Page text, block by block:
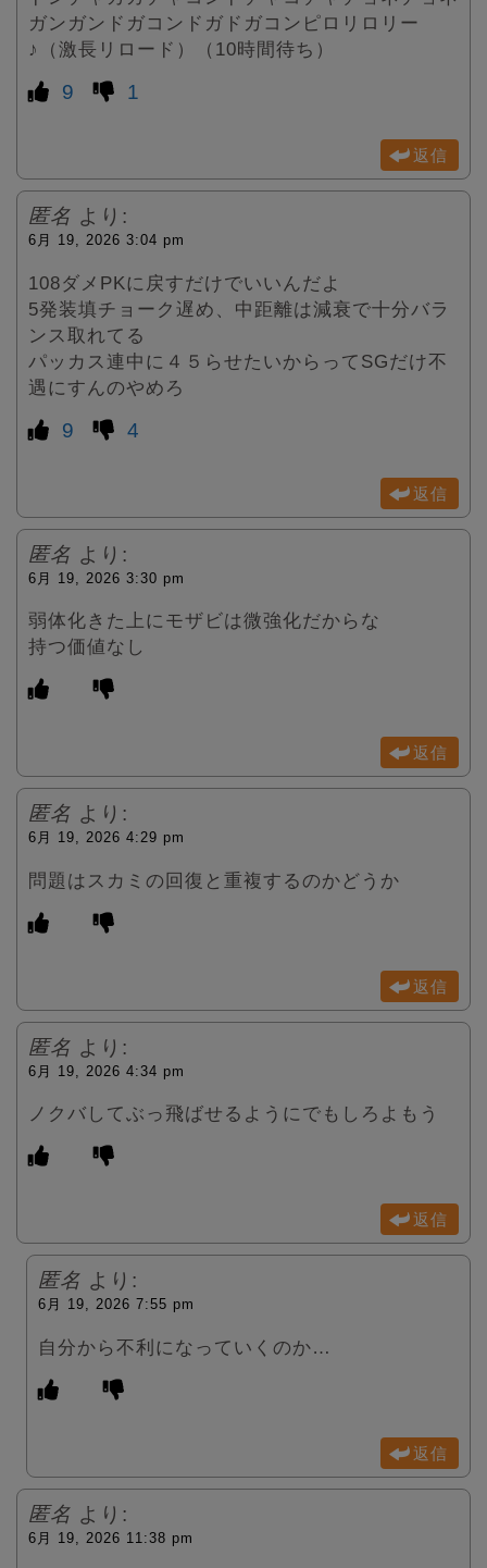
ガンガンドガコンドガドガコンピロリロリー
♪（激長リロード）（10時間待ち）
9 1
返信
匿名 より:
6月 19, 2026 3:04 pm
108ダメPKに戻すだけでいいんだよ
5発装填チョーク遅め、中距離は減衰で十分バラ
ンス取れてる
パッカス連中に４５らせたいからってSGだけ不
遇にすんのやめろ
9 4
返信
匿名 より:
6月 19, 2026 3:30 pm
弱体化きた上にモザビは微強化だからな
持つ価値なし
返信
匿名 より:
6月 19, 2026 4:29 pm
問題はスカミの回復と重複するのかどうか
返信
匿名 より:
6月 19, 2026 4:34 pm
ノクバしてぶっ飛ばせるようにでもしろよもう
返信
匿名 より:
6月 19, 2026 7:55 pm
自分から不利になっていくのか…
返信
匿名 より:
6月 19, 2026 11:38 pm